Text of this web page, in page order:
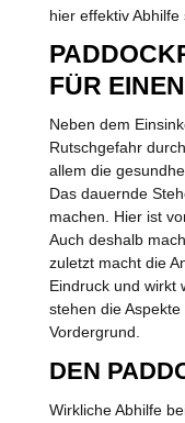
hier effektiv Abhilfe
FÜR
Neben dem
Rutschgefahr
allem die
Das dauernde
machen. Hier ist
Auch deshalb
zuletzt macht die
Eindruck und wirkt
stehen die
Vordergrund.
DEN
Wirkliche Abhilfe